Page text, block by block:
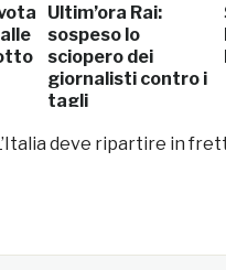
Ultim’ora Rai:
sospeso lo
sciopero dei
giornalisti contro i
tagli
deve ripartire in